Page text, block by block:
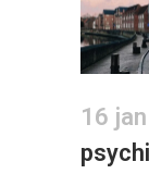
16 jan